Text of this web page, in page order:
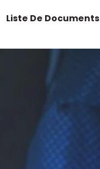
Liste De Documents